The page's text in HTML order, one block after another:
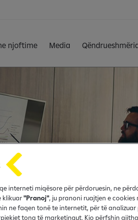
njoftime Media
interneti miqësore për përdoruesin, ne
klikuar"Pranoj", ju pranoni ruajtjen e cookies
ne faqen tonë te internetit, për të
tona të marketingut. Kjo përfshin